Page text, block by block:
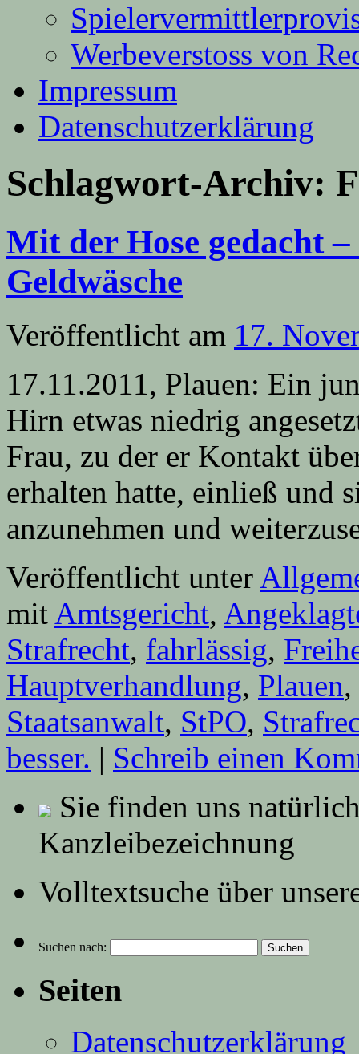
Werbeverstoss von
Impressum
Datenschutzerklärung
Schlagwort-Archiv:
Mit der Hose gedacht
Geldwäsche
Veröffentlicht am 17.
17.11.2011, Plauen: Ein
Hirn etwas niedrig
Frau, zu der er Kontakt
erhalten hatte, einließ und
anzunehmen und
Veröffentlicht unter
mit Amtsgericht,
Strafrecht, fahrlässig,
Hauptverhandlung, Plauen,
Staatsanwalt, StPO,
besser. | Schreib einen
Sie finden uns
Kanzleibezeichnung
Volltextsuche über
Suchen nach:
Seiten
Datenschutzerklärung